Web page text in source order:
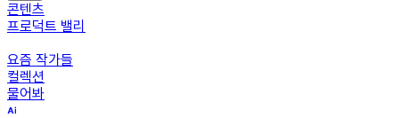
콘텐츠
프로덕트 밸리
요즘 작가들
컬렉션
물어봐